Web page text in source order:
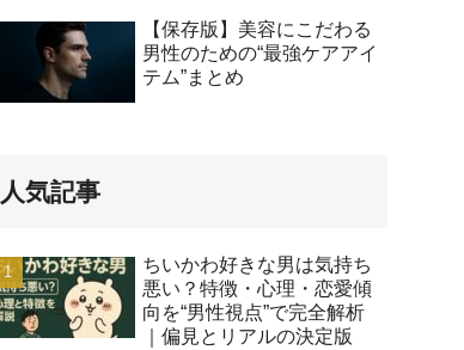
【保存版】美容にこだわる
男性のための“最強ケアアイ
テム”まとめ
人気記事
ちいかわ好きな男は気持ち
悪い？特徴・心理・恋愛傾
向を“男性視点”で完全解析
｜偏見とリアルの決定版